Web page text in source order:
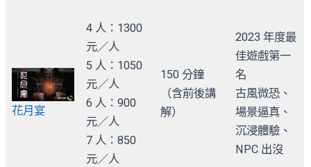
花月宴
4 人：1300
元／人
5 人：1050
元／人
6 人：900
元／人
7 人：850
元／人
150 分鐘
（含前後講
解）
2023 年度最
佳遊戲第一
名
古風微恐、
場景逼真、
沉浸體驗、
NPC 出沒